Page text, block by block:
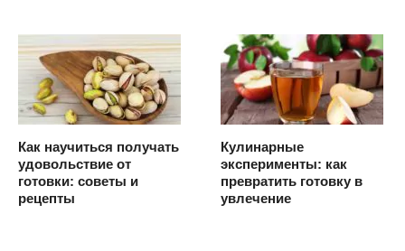
Как научиться получать
удовольствие от
готовки: советы и
рецепты
Кулинарные
эксперименты: как
превратить готовку в
увлечение